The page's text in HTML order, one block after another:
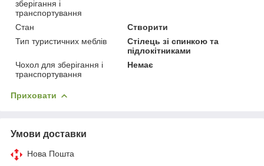
зберігання і
транспортування
Стан
Створити
Тип туристичних меблів
Стілець зі спинкою та
підлокітниками
Чохол для зберігання і
транспортування
Немає
Приховати
Умови доставки
Нова Пошта